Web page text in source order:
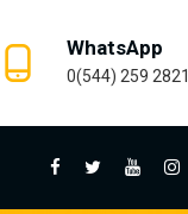
WhatsApp
0(544) 259 2821